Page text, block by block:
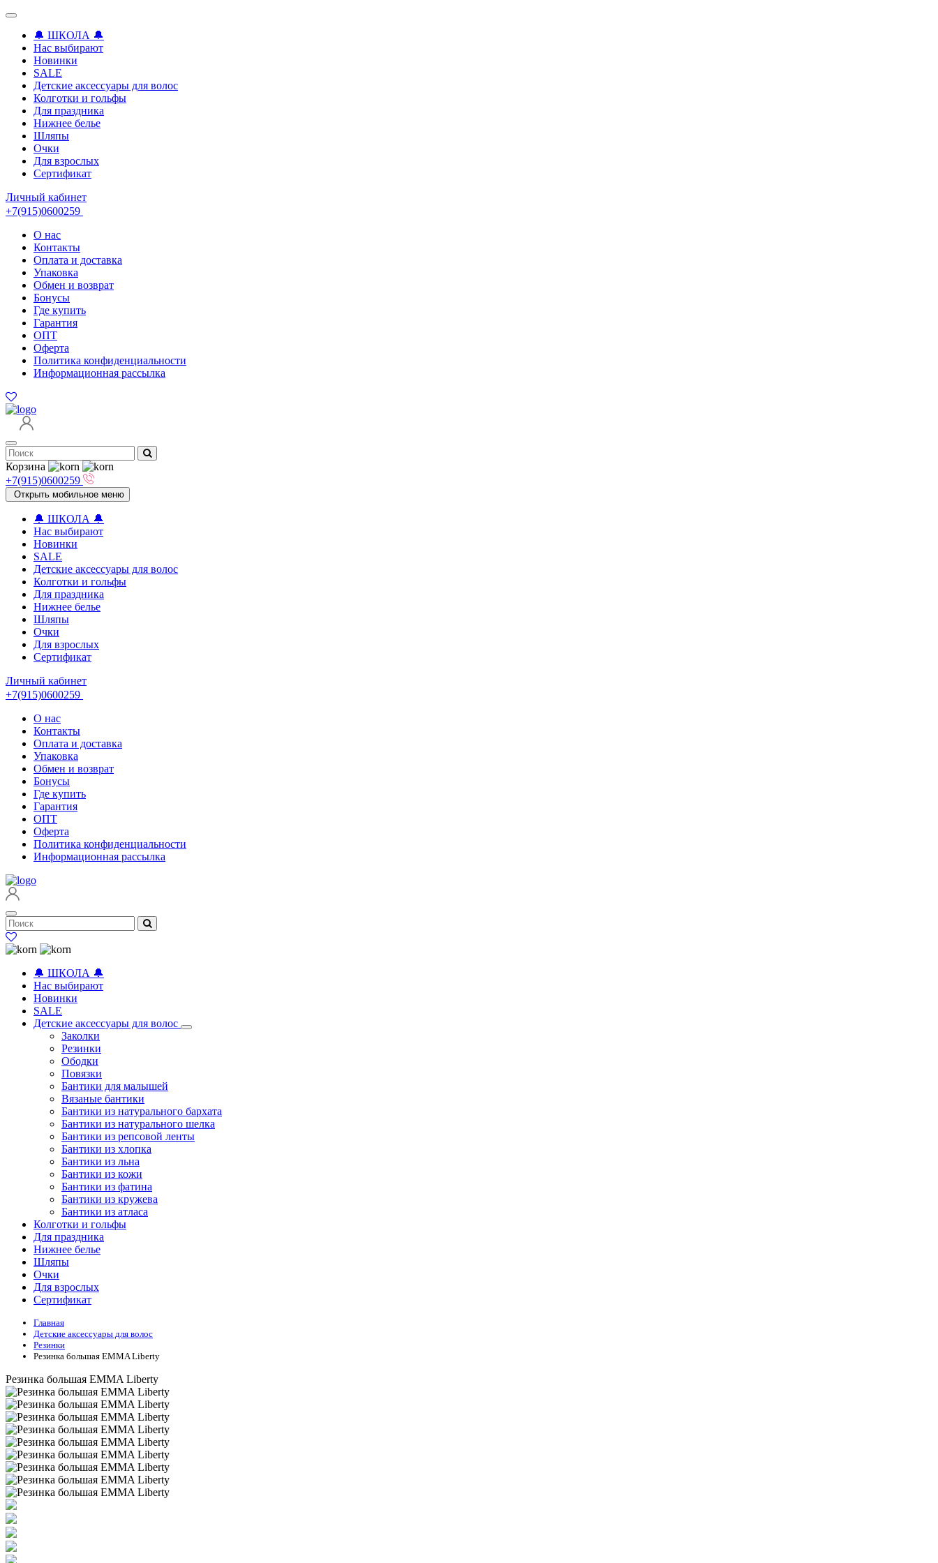
🔔 ШКОЛА 🔔
Нас выбирают
Новинки
SALE
Детские аксессуары для волоc
Колготки и гольфы
Для праздника
Нижнее белье
Шляпы
Очки
Для взрослых
Сертификат
Личный кабинет
+7(915)0600259
О нас
Контакты
Оплата и доставка
Упаковка
Обмен и возврат
Бонусы
Где купить
Гарантия
ОПТ
Оферта
Политика конфиденциальности
Информационная рассылка
Корзина
+7(915)0600259
Открыть мобильное меню
🔔 ШКОЛА 🔔
Нас выбирают
Новинки
SALE
Детские аксессуары для волоc
Колготки и гольфы
Для праздника
Нижнее белье
Шляпы
Очки
Для взрослых
Сертификат
Личный кабинет
+7(915)0600259
О нас
Контакты
Оплата и доставка
Упаковка
Обмен и возврат
Бонусы
Где купить
Гарантия
ОПТ
Оферта
Политика конфиденциальности
Информационная рассылка
🔔 ШКОЛА 🔔
Нас выбирают
Новинки
SALE
Детские аксессуары для волоc
Заколки
Резинки
Ободки
Повязки
Бантики для малышей
Вязаные бантики
Бантики из натурального бархата
Бантики из натурального шелка
Бантики из репсовой ленты
Бантики из хлопка
Бантики из льна
Бантики из кожи
Бантики из фатина
Бантики из кружева
Бантики из атласа
Колготки и гольфы
Для праздника
Нижнее белье
Шляпы
Очки
Для взрослых
Сертификат
Главная
Детские аксессуары для волоc
Резинки
Резинка большая EMMA Liberty
Резинка большая EMMA Liberty